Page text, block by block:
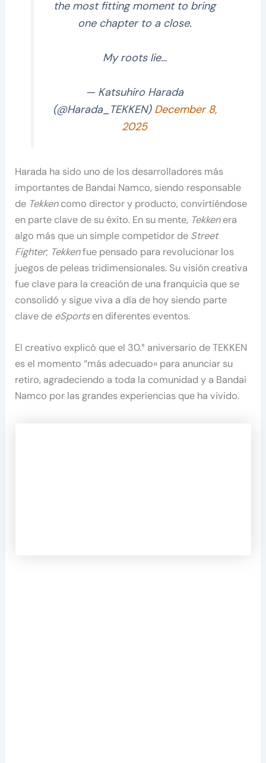
the most fitting moment to bring
one chapter to a close.
My roots lie…
— Katsuhiro Harada
(@Harada_TEKKEN) December 8,
2025
Harada ha sido uno de los desarrolladores más
importantes de Bandai Namco, siendo responsable
de Tekkencomo director y producto, convirtiéndose
en parte clave de su éxito. En su mente, Tekkenera
algo más que un simple competidor de Street
Fighter; Tekkenfue pensado para revolucionar los
juegos de peleas tridimensionales. Su visión creativa
fue clave para la creación de una franquicia que se
consolidó y sigue viva a día de hoy siendo parte
clave de eSportsen diferentes eventos.
El creativo explicó que el 30.° aniversario de TEKKEN
es el momento “más adecuado» para anunciar su
retiro, agradeciendo a toda la comunidad y a Bandai
Namco por las grandes experiencias que ha vivido.